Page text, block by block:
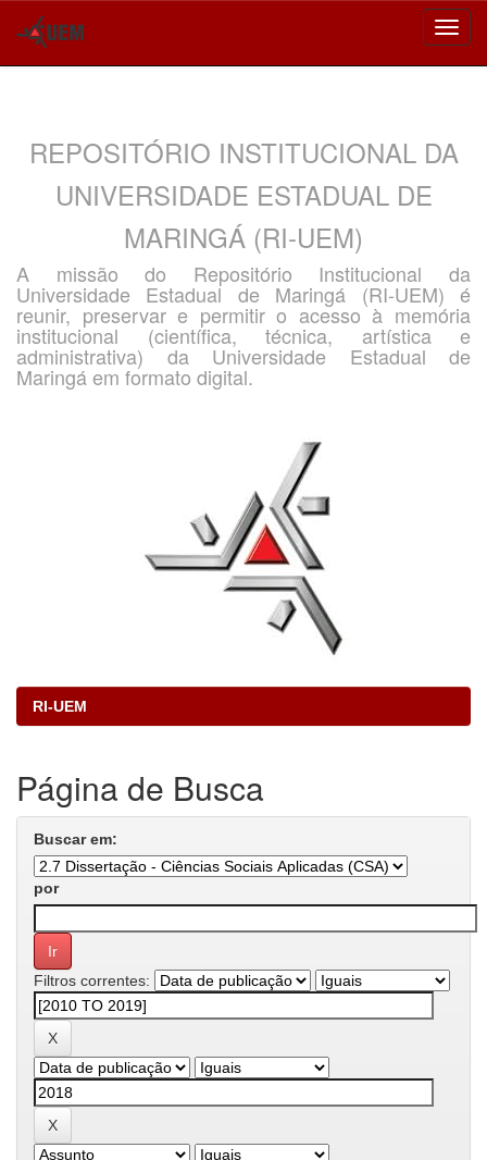
REPOSITÓRIO INSTITUCIONAL DA
UNIVERSIDADE ESTADUAL DE
MARINGÁ (RI-UEM)
A missão do Repositório Institucional da
Universidade Estadual de Maringá (RI-UEM) é
reunir, preservar e permitir o acesso à memória
institucional (científica, técnica, artística e
administrativa) da Universidade Estadual de
Maringá em formato digital.
RI-UEM
Página de Busca
Buscar em:
por
Filtros correntes: